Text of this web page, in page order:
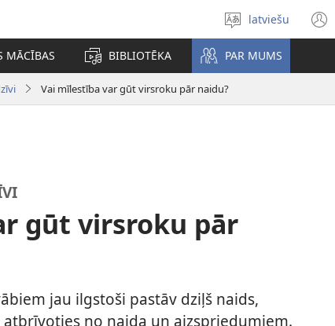
Izvēlieties
valodu
latviešu
MĀCĪBAS BIBLIOTĒKA PAR MUMS
Vai mīlestība var gūt virsroku pār naidu?
gūt virsroku pār
jau ilgstoši pastāv dziļš naids,
no naida un aizspriedumiem.